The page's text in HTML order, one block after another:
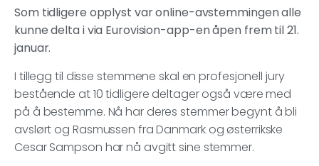
Som tidligere opplyst var online-avstemmingen alle
kunne delta i via Eurovision-app-en åpen frem til 21.
januar.
I tillegg til disse stemmene skal en profesjonell jury
bestående at 10 tidligere deltager også være med
på å bestemme. Nå har deres stemmer begynt å bli
avslørt og Rasmussen fra Danmark og østerrikske
Cesar Sampson har nå avgitt sine stemmer.